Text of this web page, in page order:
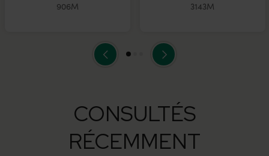
906M 3143M
CONSULTÉS
RÉCEMMENT